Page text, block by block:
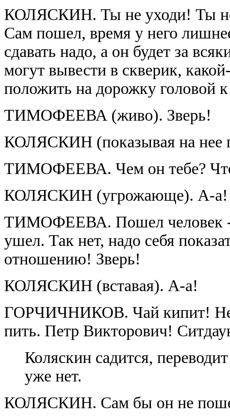
КОЛЯСКИН. Ты не уходи! Ты не
Сам пошел, время у него
сдавать надо, а он будет за
могут вывести в скверик,
положить на дорожку головой
ТИМОФЕЕВА (живо). Зверь!
КОЛЯСКИН (показывая на нее
ТИМОФЕЕВА. Чем он тебе?
КОЛЯСКИН (угрожающе). А-а!
ТИМОФЕЕВА. Пошел человек -
ушел. Так нет, надо себя
отношению! Зверь!
КОЛЯСКИН (вставая). А-а!
ГОРЧИЧНИКОВ. Чай кипит! Не
пить. Петр Викторович!
Коляскин садится,
уже нет.
КОЛЯСКИН. Сам бы он не